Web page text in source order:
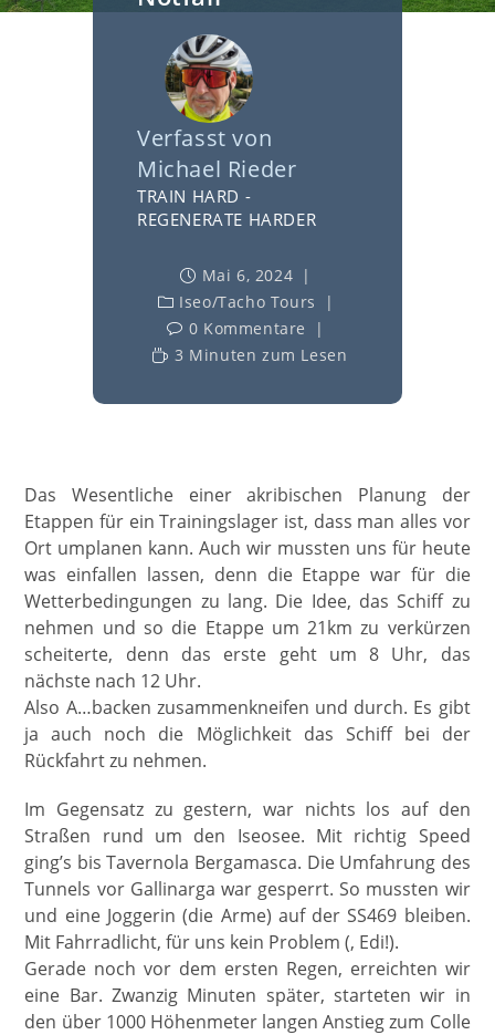
Verfasst von
Michael Rieder
TRAIN HARD -
REGENERATE HARDER
Mai 6, 2024
Iseo/Tacho Tours
0 Kommentare
3 Minuten zum Lesen
Das Wesentliche einer akribischen Planung der
Etappen für ein Trainingslager ist, dass man alles vor
Ort umplanen kann. Auch wir mussten uns für heute
was einfallen lassen, denn die Etappe war für die
Wetterbedingungen zu lang. Die Idee, das Schiff zu
nehmen und so die Etappe um 21km zu verkürzen
scheiterte, denn das erste geht um 8 Uhr, das
nächste nach 12 Uhr.
Also A…backen zusammenkneifen und durch. Es gibt
ja auch noch die Möglichkeit das Schiff bei der
Rückfahrt zu nehmen.
Im Gegensatz zu gestern, war nichts los auf den
Straßen rund um den Iseosee. Mit richtig Speed
ging’s bis Tavernola Bergamasca. Die Umfahrung des
Tunnels vor Gallinarga war gesperrt. So mussten wir
und eine Joggerin (die Arme) auf der SS469 bleiben.
Mit Fahrradlicht, für uns kein Problem (, Edi!).
Gerade noch vor dem ersten Regen, erreichten wir
eine Bar. Zwanzig Minuten später, starteten wir in
den über 1000 Höhenmeter langen Anstieg zum Colle